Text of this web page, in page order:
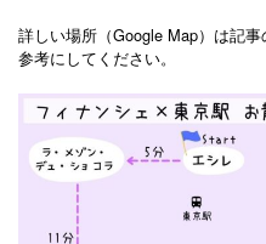
詳しい場所（Google Map）は記
参考にしてください。